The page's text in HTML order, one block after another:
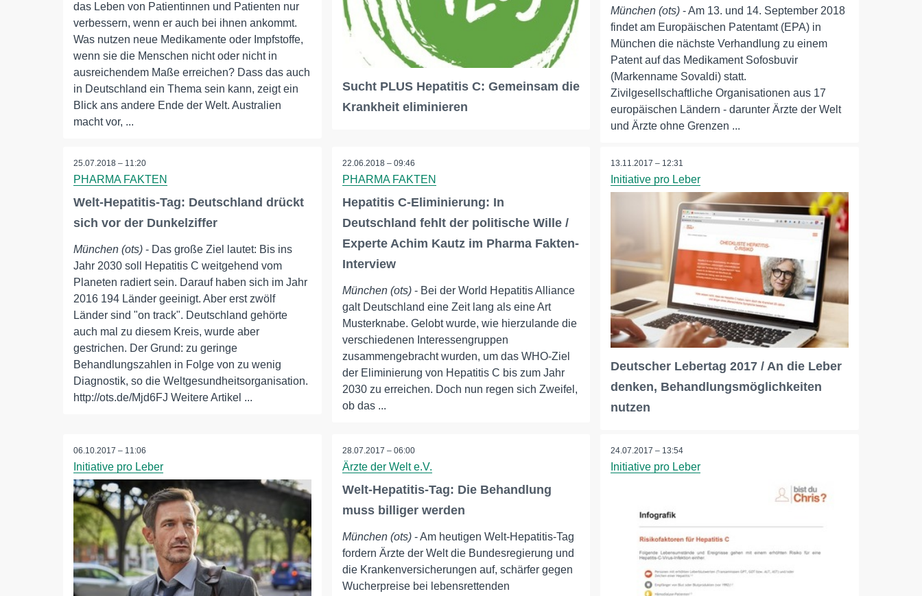
das Leben von Patientinnen und Patienten nur
verbessern, wenn er auch bei ihnen ankommt.
Was nutzen neue Medikamente oder Impfstoffe,
wenn sie die Menschen nicht oder nicht in
ausreichendem Maße erreichen? Dass das auch
in Deutschland ein Thema sein kann, zeigt ein
Blick ans andere Ende der Welt. Australien
macht vor, ...
Sucht PLUS Hepatitis C: Gemeinsam die
Krankheit eliminieren
München (ots) - Am 13. und 14. September 2018
findet am Europäischen Patentamt (EPA) in
München die nächste Verhandlung zu einem
Patent auf das Medikament Sofosbuvir
(Markenname Sovaldi) statt.
Zivilgesellschaftliche Organisationen aus 17
europäischen Ländern - darunter Ärzte der Welt
und Ärzte ohne Grenzen ...
25.07.2018 – 11:20
PHARMA FAKTEN
Welt-Hepatitis-Tag: Deutschland drückt
sich vor der Dunkelziffer
München (ots) - Das große Ziel lautet: Bis ins
Jahr 2030 soll Hepatitis C weitgehend vom
Planeten radiert sein. Darauf haben sich im Jahr
2016 194 Länder geeinigt. Aber erst zwölf
Länder sind "on track". Deutschland gehörte
auch mal zu diesem Kreis, wurde aber
gestrichen. Der Grund: zu geringe
Behandlungszahlen in Folge von zu wenig
Diagnostik, so die Weltgesundheitsorganisation.
http://ots.de/Mjd6FJ Weitere Artikel ...
22.06.2018 – 09:46
PHARMA FAKTEN
Hepatitis C-Eliminierung: In
Deutschland fehlt der politische Wille /
Experte Achim Kautz im Pharma Fakten-
Interview
München (ots)- Bei der World Hepatitis Alliance
galt Deutschland eine Zeit lang als eine Art
Musterknabe. Gelobt wurde, wie hierzulande die
verschiedenen Interessengruppen
zusammengebracht wurden, um das WHO-Ziel
der Eliminierung von Hepatitis C bis zum Jahr
2030 zu erreichen. Doch nun regen sich Zweifel,
ob das ...
13.11.2017 – 12:31
Initiative pro Leber
Deutscher Lebertag 2017 / An die Leber
denken, Behandlungsmöglichkeiten
nutzen
06.10.2017 – 11:06
Initiative pro Leber
28.07.2017 – 06:00
Ärzte der Welt e.V.
Welt-Hepatitis-Tag: Die Behandlung
muss billiger werden
München (ots)- Am heutigen Welt-Hepatitis-Tag
fordern Ärzte der Welt die Bundesregierung und
die Krankenversicherungen auf, schärfer gegen
Wucherpreise bei lebensrettenden
24.07.2017 – 13:54
Initiative pro Leber